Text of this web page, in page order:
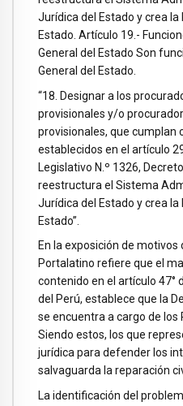
Jurídica del Estado y crea la
Estado. Artículo 19.-
General del Estado Son
General del Estado.
“18. Designar a los
provisionales y/o
provisionales, que cumplan
establecidos en el artículo
Legislativo N.º 1326,
reestructura el Sistema
Jurídica del Estado y crea la
Estado”.
En la exposición de motivos
Portalatino refiere que el
contenido en el artículo 47°
del Perú, establece que la
se encuentra a cargo de los
Siendo estos, los que
jurídica para defender los
salvaguarda la reparación
La identificación del